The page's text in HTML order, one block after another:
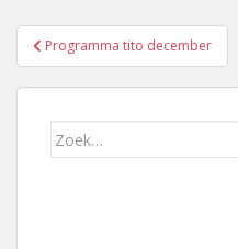
Bericht
navigatie
Programma tito december
Zoek